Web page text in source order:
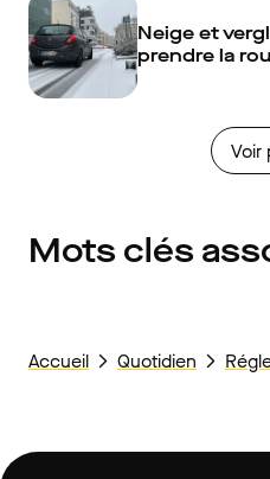
Neige et
prendre la
Voir
Mots clés
Accueil Quotidien